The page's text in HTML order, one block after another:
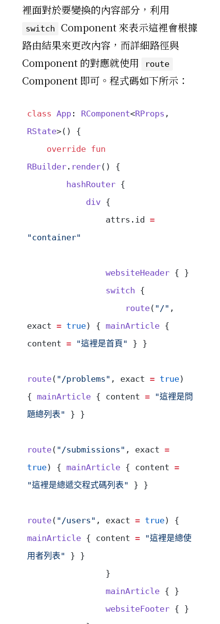
裡面對於要變換的內容部分，利用
switch
Component 來表示這裡會根據
路由結果來更改內容，而詳細路徑與
Component 的對應就使用
route
Component 即可。程式碼如下所示：
class App : RComponent<RProps
RState>() {
    override
fun
RBuilder . render() {
        hashRouter
{
            div
{
                attrs.id
=
"container"
                websiteHeader
{ }
                switch
{
                    route
( "/" ,
exact = true) { mainArticle {
content = "這裡是首頁" } }
route( "/problems" , exact = true)
{ mainArticle { content = "這裡是問
題總列表" } }
route( "/submissions" , exact =
true) { mainArticle { content =
"這裡是總遞交程式碼列表" } }
route( "/users" , exact = true
mainArticle { content = "這裡是總使
用者列表" } }
                }
                mainArticle
{ }
                websiteFooter
{ }